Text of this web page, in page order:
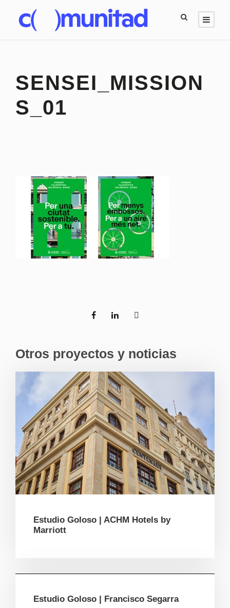
SENSEI_MISSION
S_01
Otros proyectos y noticias
Estudio Goloso | ACHM Hotels by
Marriott
Estudio Goloso | Francisco Segarra